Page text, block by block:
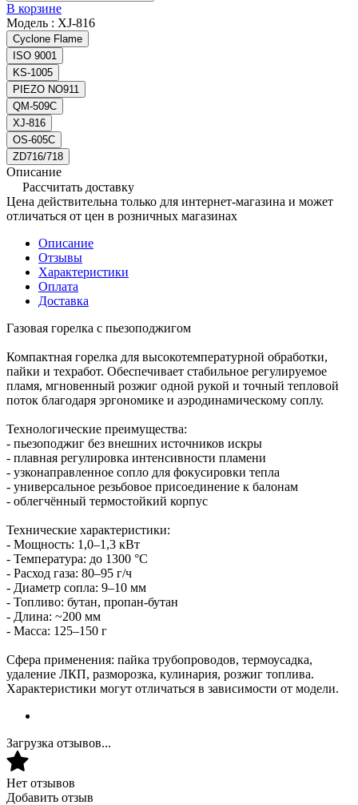
В корзине
Модель : XJ-816
Cyclone Flame
ISO 9001
KS-1005
PIEZO NO911
QM-509C
XJ-816
OS-605C
ZD716/718
Описание
Рассчитать доставку
Цена действительна только для интернет-магазина и может
отличаться от цен в розничных магазинах
Описание
Отзывы
Характеристики
Оплата
Доставка
Газовая горелка с пьезоподжигом
Компактная горелка для высокотемпературной обработки,
пайки и техработ. Обеспечивает стабильное регулируемое
пламя, мгновенный розжиг одной рукой и точный тепловой
поток благодаря эргономике и аэродинамическому соплу.
Технологические преимущества:
- пьезоподжиг без внешних источников искры
- плавная регулировка интенсивности пламени
- узконаправленное сопло для фокусировки тепла
- универсальное резьбовое присоединение к балонам
- облегчённый термостойкий корпус
Технические характеристики:
- Мощность: 1,0–1,3 кВт
- Температура: до 1300 °C
- Расход газа: 80–95 г/ч
- Диаметр сопла: 9–10 мм
- Топливо: бутан, пропан-бутан
- Длина: ~200 мм
- Масса: 125–150 г
Сфера применения: пайка трубопроводов, термоусадка,
удаление ЛКП, разморозка, кулинария, розжиг топлива.
Характеристики могут отличаться в зависимости от модели.
Загрузка отзывов...
Нет отзывов
Добавить отзыв